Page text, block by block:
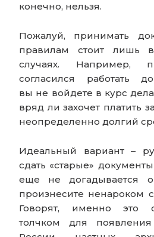
конечно, нельзя.
Пожалуй, принимать
правилам стоит лишь
случаях. Например,
согласился работать
вы не войдете в курс
вряд ли захочет платить
неопределенно долгий
Идеальный вариант –
сдать «старые»
еще не догадывается
произнесите ненароком
Говорят, именно это
толчком для появления